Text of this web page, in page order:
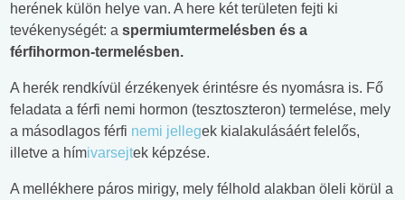
herének külön helye van. A here két területen fejti ki
tevékenységét: a spermiumtermelésben és a
férfihormon-termelésben.
A herék rendkívül érzékenyek érintésre és nyomásra is. Fő
feladata a férfi nemi hormon (tesztoszteron) termelése, mely
a másodlagos férfi nemi jellegek kialakulásáért felelős,
illetve a hímivarsejtek képzése.
A mellékhere páros mirigy, mely félhold alakban öleli körül a